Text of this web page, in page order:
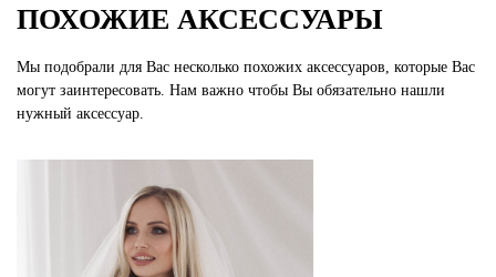
ПОХОЖИЕ АКСЕССУАРЫ
Мы подобрали для Вас несколько похожих аксессуаров, которые Вас
могут заинтересовать. Нам важно чтобы Вы обязательно нашли
нужный аксессуар.